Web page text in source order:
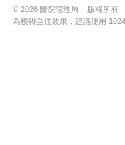
© 2026 醫院管理局 版權所有
為獲得至佳效果，建議使用